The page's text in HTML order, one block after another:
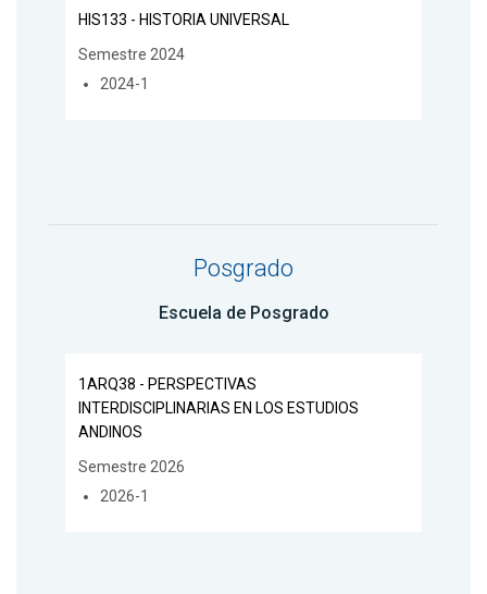
HIS133 - HISTORIA UNIVERSAL
Semestre 2024
2024-1
Posgrado
Escuela de Posgrado
1ARQ38 - PERSPECTIVAS
INTERDISCIPLINARIAS EN LOS ESTUDIOS
ANDINOS
Semestre 2026
2026-1